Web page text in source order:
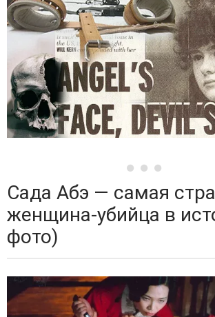
Сада Абэ — самая
женщина-убийца в
фото)